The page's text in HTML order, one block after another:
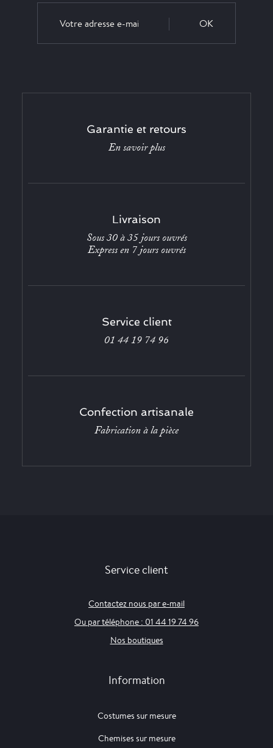
OK
Garantie et retours
En savoir plus
Livraison
Sous 30 à 35 jours ouvrés
Express en 7 jours ouvrés
Service client
01 44 19 74 96
Confection artisanale
Fabrication à la pièce
Service client
Contactez nous par e-mail
Ou par téléphone : 01 44 19 74 96
Nos boutiques
Information
Costumes sur mesure
Chemises sur mesure